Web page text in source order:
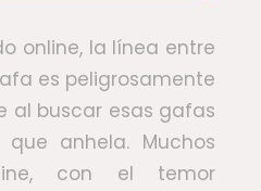
online, la línea entre
es peligrosamente
al buscar esas gafas
anhela. Muchos
con el temor